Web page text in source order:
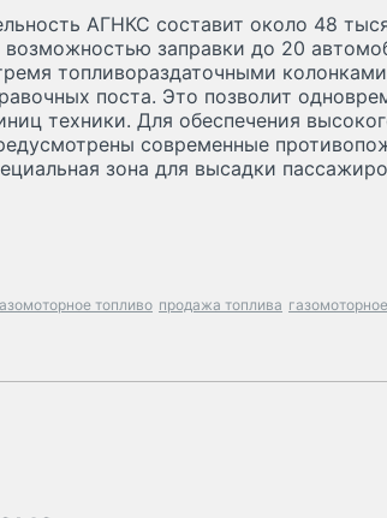
АГНКС составит около 48
возможностью заправки до 20
топливораздаточными
поста. Это позволит
техники. Для обеспечения
современные
зона для высадки
топливо продажа топлива